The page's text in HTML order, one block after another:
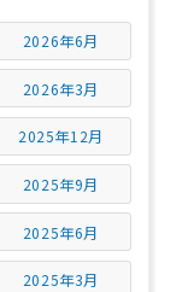
2026年6月
2026年3月
2025年12月
2025年9月
2025年6月
2025年3月